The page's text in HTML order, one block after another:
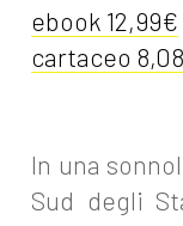
ebook 12,99€
cartaceo
In una
Sud degli